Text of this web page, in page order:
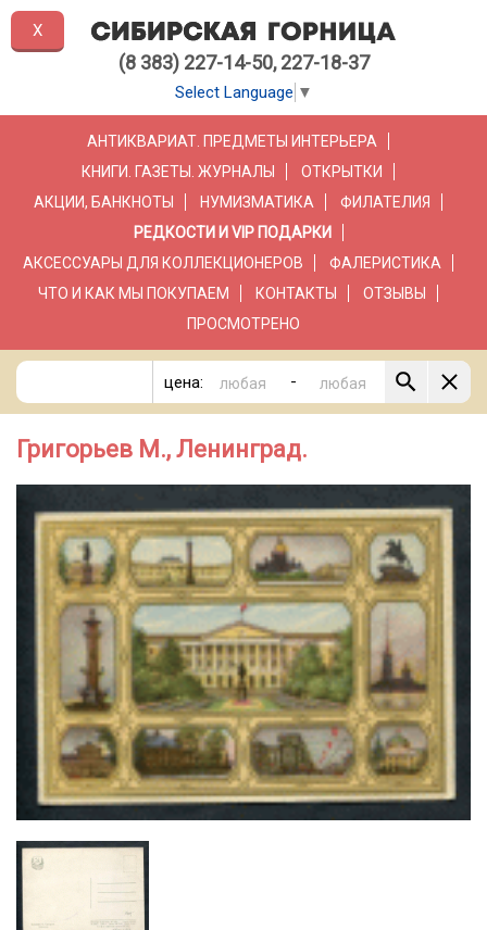
(8 383) 227-14-50, 227-18-37
Select Language ▼
АНТИКВАРИАТ. ПРЕДМЕТЫ ИНТЕРЬЕРА
КНИГИ. ГАЗЕТЫ. ЖУРНАЛЫ
ОТКРЫТКИ
АКЦИИ, БАНКНОТЫ
НУМИЗМАТИКА
ФИЛАТЕЛИЯ
РЕДКОСТИ И VIP ПОДАРКИ
АКСЕССУАРЫ ДЛЯ КОЛЛЕКЦИОНЕРОВ
ФАЛЕРИСТИКА
ЧТО И КАК МЫ ПОКУПАЕМ
КОНТАКТЫ
ОТЗЫВЫ
ПРОСМОТРЕНО
цена: -
Григорьев М., Ленинград.
X